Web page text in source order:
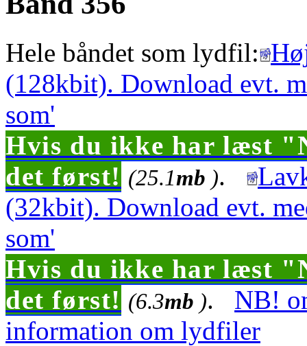
Hele båndet som lydfil:
(128kbit). Download evt.
som'
Hvis du ikke har læst
det først! (25.1mb ).
(32kbit). Download evt.
som'
Hvis du ikke har læst
det først! (6.3mb ). NB!
information om lydfiler